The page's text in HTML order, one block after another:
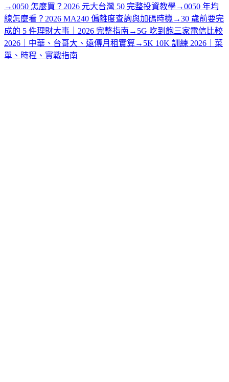
→0050 怎麼買？2026 元大台灣 50 完整投資教學→0050 年均
線怎麼看？2026 MA240 偏離度查詢與加碼時機 →30 歲前要完
成的 5 件理財大事｜2026 完整指南 → 5G 吃到飽三家電信比較
2026｜中華、台哥大、遠傳月租實算→ 5K 10K 訓練 2026｜菜
單、時程、實戰指南